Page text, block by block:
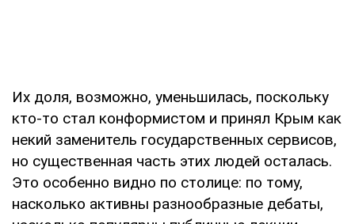
Их доля, возможно, уменьшилась, поскольку
кто-то стал конформистом и принял Крым как
некий заменитель государственных сервисов,
но существенная часть этих людей осталась.
Это особенно видно по столице: по тому,
насколько активны разнообразные дебаты,